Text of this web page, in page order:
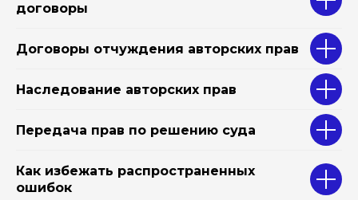
договоры
Договоры отчуждения авторских прав
Наследование авторских прав
Передача прав по решению суда
Как избежать распространенных
ошибок